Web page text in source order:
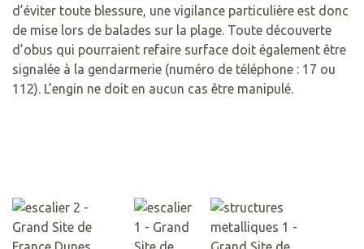
d’éviter toute blessure, une vigilance particulière est donc
de mise lors de balades sur la plage. Toute découverte
d’obus qui pourraient refaire surface doit également être
signalée à la gendarmerie (numéro de téléphone : 17 ou
112). L’engin ne doit en aucun cas être manipulé.